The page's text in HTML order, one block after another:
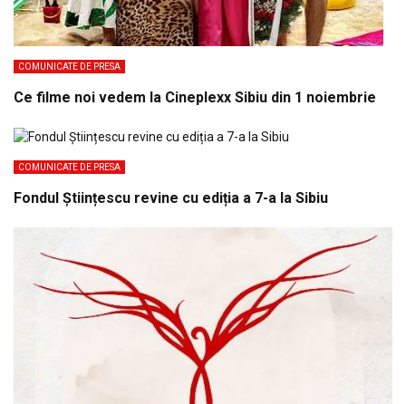
COMUNICATE DE PRESA
Ce filme noi vedem la Cineplexx Sibiu din 1 noiembrie
COMUNICATE DE PRESA
Fondul Științescu revine cu ediția a 7-a la Sibiu